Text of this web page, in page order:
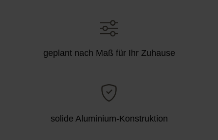
geplant nach Maß für Ihr Zuhause
solide Aluminium-Konstruktion